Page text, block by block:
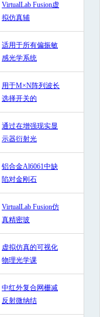
VirtualLab Fusion虚
拟仿真辅
适用于所有偏振敏
感光学系统
用于M×N阵列波长
选择开关的
通过在增强现实显
示器衍射光
铝合金Al6061中缺
陷对金刚石
VirtualLab Fusion仿
真精密玻
虚拟仿真的可视化
物理光学课
中红外复合网栅减
反射微纳结